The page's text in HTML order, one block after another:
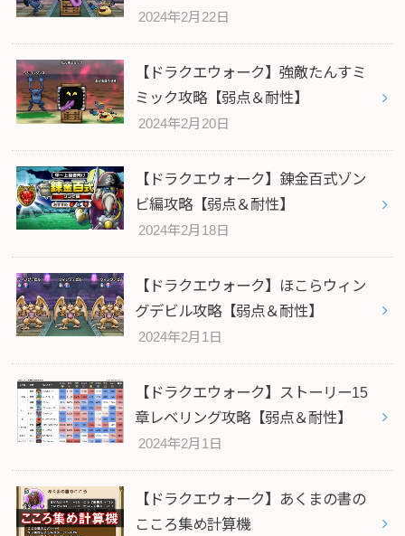
2024年2月22日
【ドラクエウォーク】強敵たんすミ
ミック攻略【弱点＆耐性】
2024年2月20日
【ドラクエウォーク】錬金百式ゾン
ビ編攻略【弱点＆耐性】
2024年2月18日
【ドラクエウォーク】ほこらウィン
グデビル攻略【弱点＆耐性】
2024年2月1日
【ドラクエウォーク】ストーリー15
章レベリング攻略【弱点＆耐性】
2024年2月1日
【ドラクエウォーク】あくまの書の
こころ集め計算機